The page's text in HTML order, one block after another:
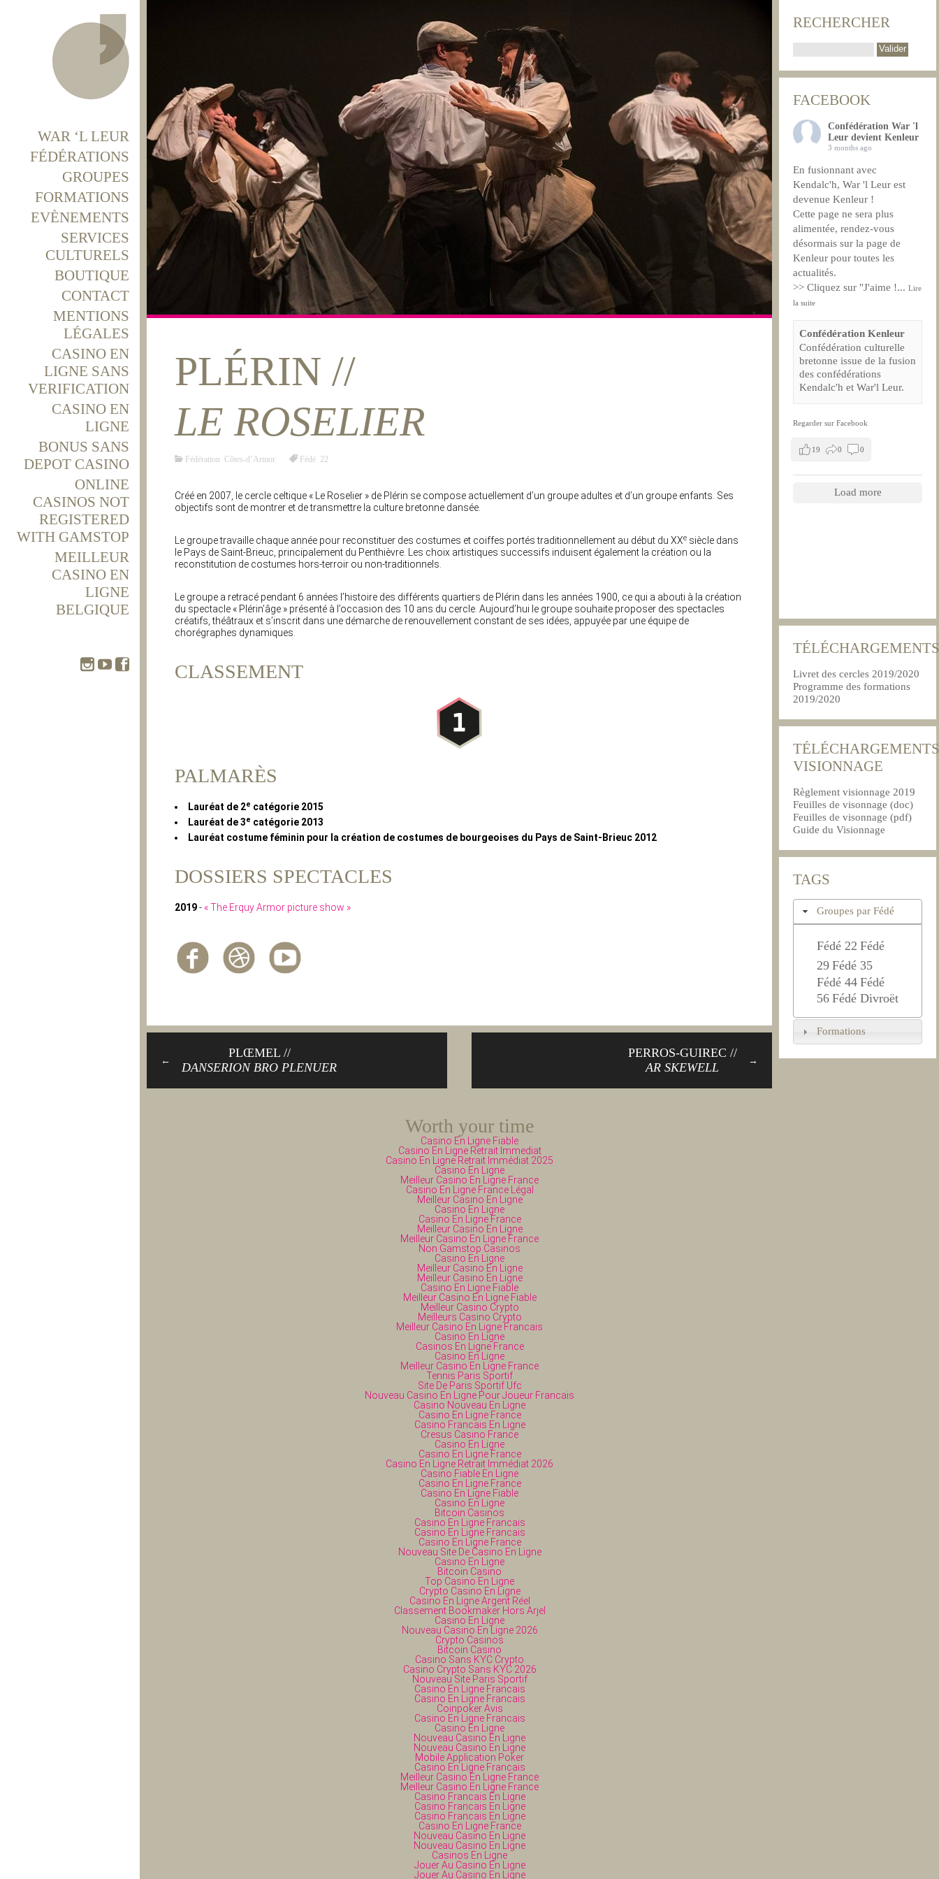
WAR ‘L LEUR
FÉDÉRATIONS
GROUPES
FORMATIONS
EVÈNEMENTS
SERVICES
CULTURELS
BOUTIQUE
CONTACT
MENTIONS
LÉGALES
CASINO EN
LIGNE SANS
VERIFICATION
CASINO EN
LIGNE
BONUS SANS
DEPOT CASINO
ONLINE
CASINOS NOT
REGISTERED
WITH GAMSTOP
MEILLEUR
CASINO EN
LIGNE
BELGIQUE
PLÉRIN //
LE ROSELIER
Fédération Côtes-d’Armor Fédé 22
Créé en 2007, le cercle celtique « Le Roselier » de Plérin se compose actuellement d’un groupe adultes et d’un groupe enfants. Ses
objectifs sont de montrer et de transmettre la culture bretonne dansée.
Le groupe travaille chaque année pour reconstituer des costumes et coiffes portés traditionnellement au début du XXe siècle dans
le Pays de Saint-Brieuc, principalement du Penthièvre. Les choix artistiques successifs induisent également la création ou la
reconstitution de costumes hors-terroir ou non-traditionnels.
Le groupe a retracé pendant 6 années l’histoire des différents quartiers de Plérin dans les années 1900, ce qui a abouti à la création
du spectacle « Plérin’âge » présenté à l’occasion des 10 ans du cercle. Aujourd’hui le groupe souhaite proposer des spectacles
créatifs, théâtraux et s’inscrit dans une démarche de renouvellement constant de ses idées, appuyée par une équipe de
chorégraphes dynamiques.
CLASSEMENT
PALMARÈS
Lauréat de 2e catégorie 2015
Lauréat de 3e catégorie 2013
Lauréat costume féminin pour la création de costumes de bourgeoises du Pays de Saint-Brieuc 2012
DOSSIERS SPECTACLES
2019- « The Erquy Armor picture show »
←
PLŒMEL //
DANSERION BRO PLENUER
→
PERROS-GUIREC //
AR SKEWELL
RECHERCHER
FACEBOOK
Confédération War 'l
Leur devient Kenleur
3 months ago
En fusionnant avec
Kendalc'h, War 'l Leur est
devenue Kenleur !
Cette page ne sera plus
alimentée, rendez-vous
désormais sur la page de
Kenleur pour toutes les
actualités.
>> Cliquez sur "J'aime !... Lire
la suite
Confédération Kenleur
Confédération culturelle
bretonne issue de la fusion
des confédérations
Kendalc'h et War'l Leur.
Regarder sur Facebook
19 0 0
Load more
TÉLÉCHARGEMENTS
Livret des cercles 2019/2020
Programme des formations
2019/2020
TÉLÉCHARGEMENTS
VISIONNAGE
Règlement visionnage 2019
Feuilles de visonnage (doc)
Feuilles de visonnage (pdf)
Guide du Visionnage
TAGS
Groupes par Fédé
Fédé 22 Fédé
29 Fédé 35
Fédé 44 Fédé
56 Fédé Divroët
Formations
Worth your time
Casino En Ligne Fiable
Casino En Ligne Retrait Immediat
Casino En Ligne Retrait Immédiat 2025
Casino En Ligne
Meilleur Casino En Ligne France
Casino En Ligne France Légal
Meilleur Casino En Ligne
Casino En Ligne
Casino En Ligne France
Meilleur Casino En Ligne
Meilleur Casino En Ligne France
Non Gamstop Casinos
Casino En Ligne
Meilleur Casino En Ligne
Meilleur Casino En Ligne
Casino En Ligne Fiable
Meilleur Casino En Ligne Fiable
Meilleur Casino Crypto
Meilleurs Casino Crypto
Meilleur Casino En Ligne Francais
Casino En Ligne
Casinos En Ligne France
Casino En Ligne
Meilleur Casino En Ligne France
Tennis Paris Sportif
Site De Paris Sportif Ufc
Nouveau Casino En Ligne Pour Joueur Francais
Casino Nouveau En Ligne
Casino En Ligne France
Casino Francais En Ligne
Cresus Casino France
Casino En Ligne
Casino En Ligne France
Casino En Ligne Retrait Immédiat 2026
Casino Fiable En Ligne
Casino En Ligne France
Casino En Ligne Fiable
Casino En Ligne
Bitcoin Casinos
Casino En Ligne Francais
Casino En Ligne Francais
Casino En Ligne France
Nouveau Site De Casino En Ligne
Casino En Ligne
Bitcoin Casino
Top Casino En Ligne
Crypto Casino En Ligne
Casino En Ligne Argent Réel
Classement Bookmaker Hors Arjel
Casino En Ligne
Nouveau Casino En Ligne 2026
Crypto Casinos
Bitcoin Casino
Casino Sans KYC Crypto
Casino Crypto Sans KYC 2026
Nouveau Site Paris Sportif
Casino En Ligne Francais
Casino En Ligne Francais
Coinpoker Avis
Casino En Ligne Francais
Casino En Ligne
Nouveau Casino En Ligne
Nouveau Casino En Ligne
Mobile Application Poker
Casino En Ligne Francais
Meilleur Casino En Ligne France
Meilleur Casino En Ligne France
Casino Francais En Ligne
Casino Francais En Ligne
Casino Francais En Ligne
Casino En Ligne France
Nouveau Casino En Ligne
Nouveau Casino En Ligne
Casinos En Ligne
Jouer Au Casino En Ligne
Jouer Au Casino En Ligne